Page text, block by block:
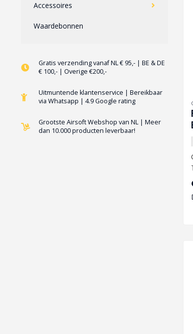
Accessoires
Waardebonnen
Gratis verzending vanaf NL € 95,- | BE & DE
€ 100,- | Overige €200,-
Uitmuntende klantenservice | Bereikbaar
via Whatsapp | 4.9 Google rating
Grootste Airsoft Webshop van NL | Meer
dan 10.000 producten leverbaar!